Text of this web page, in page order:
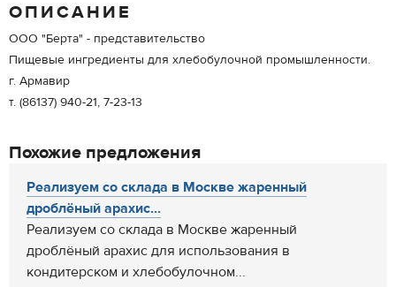
ОПИСАНИЕ
ООО "Берта" - представительство
Пищевые ингредиенты для хлебобулочной промышленности.
г. Армавир
т. (86137) 940-21, 7-23-13
Похожие предложения
Реализуем со склада в Москве жаренный
дроблёный арахис...
Реализуем со склада в Москве жаренный
дроблёный арахис для использования в
кондитерском и хлебобулочном...